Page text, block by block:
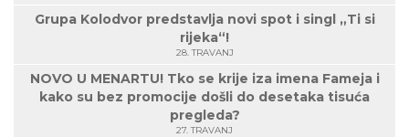
Grupa Kolodvor predstavlja novi spot i singl „Ti si
rijeka“!
28. TRAVANJ
NOVO U MENARTU! Tko se krije iza imena Fameja i
kako su bez promocije došli do desetaka tisuća
pregleda?
27. TRAVANJ